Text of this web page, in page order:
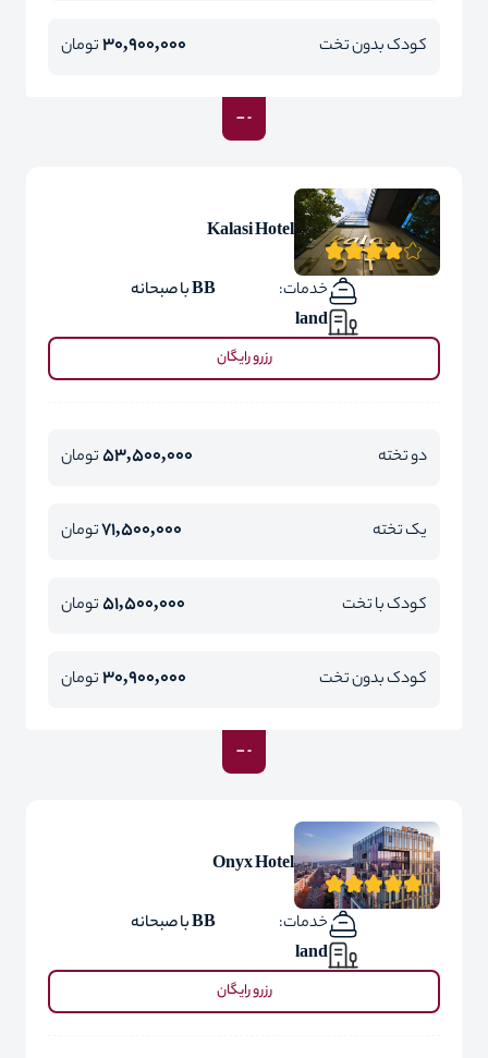
کودک بدون تخت 30,900,000تومان
Kalasi Hotel
خدمات:
BB با صبحانه
land
رزرو رایگان
دو تخته 53,500,000تومان
یک تخته 71,500,000تومان
کودک با تخت 51,500,000تومان
کودک بدون تخت 30,900,000تومان
Onyx Hotel
خدمات:
BB با صبحانه
land
رزرو رایگان